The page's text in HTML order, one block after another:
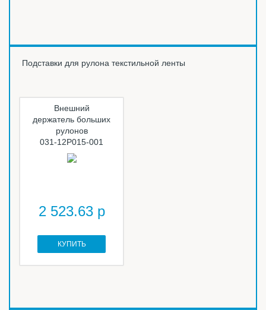
Подставки для рулона текстильной ленты
Внешний
держатель больших
рулонов
031-12P015-001
2 523.63 р
КУПИТЬ